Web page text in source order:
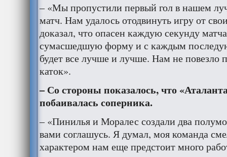
– «Мы пропустили первый гол в нашем
матч. Нам удалось отодвинуть игру от
доказал, что опасен каждую секунду
сумасшедшую форму и с каждым
будет все лучше и лучше. Нам не повезло
каток».
– Со стороны показалось, что
побаивалась соперника.
– «Пинилья и Моралес создали два
вами соглашусь. Я думал, моя команда
характером нам еще предстоит много